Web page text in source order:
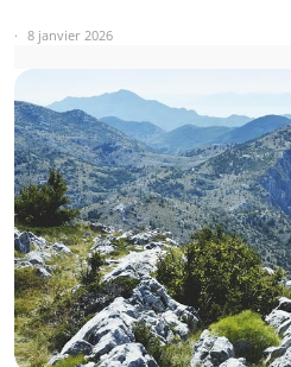
8 janvier 2026